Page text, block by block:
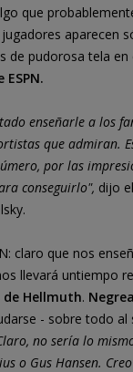
que
aparecen
de pudorosa tela en
enseñarle a los
que admiran.
por las
conseguirlo", dijo
claro que nos
llevará untiempo
de Hellmuth.
- sobre todo al
no sería lo
o Gus Hansen.